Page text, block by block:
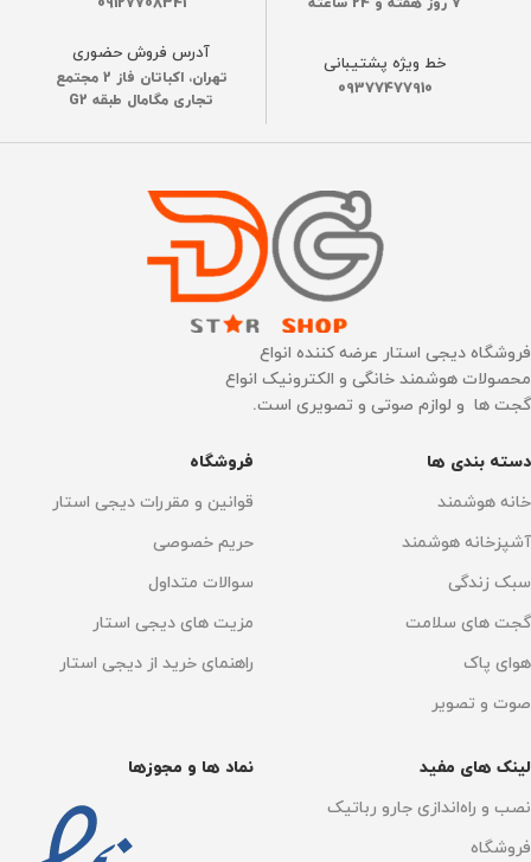
اتصال به WI-FI
فضای قابل پوشش
نوع نمایشگر OLED لمسی
فیلتراسیون
فیلتر HEPA
فیلتر کربن فعال
الکسا آمازون,دستیار گوگل
توضیحات
نوع گارانتی
اتصال به گوشی موبایل
دارد
اتصال به WI-FI
فضای قابل پوشش
275 × 275 × 680 میلی‌متر
نوع نمایشگر
فرمان صوتی
خط ویژه پشتیبانی
09377477910
آدرس فروش حضوری
تهران، اکباتان فاز 2 مجتمع
تجاری مگامال طبقه G2
فروشگاه دیجی استار عرضه کننده انواع
محصولات هوشمند خانگی و الکترونیک انواع
گجت ها و لوازم صوتی و تصویری است.
دسته بندی ها
خانه هوشمند
آشپزخانه هوشمند
سبک زندگی
گجت های سلامت
هوای پاک
صوت و تصویر
فروشگاه
قوانین و مقررات دیجی استار
حریم خصوصی
سوالات متداول
مزیت های دیجی استار
راهنمای خرید از دیجی استار
لینک های مفید
نصب و راه‌اندازی جارو رباتیک
فروشگاه
نماد ها و مجوزها